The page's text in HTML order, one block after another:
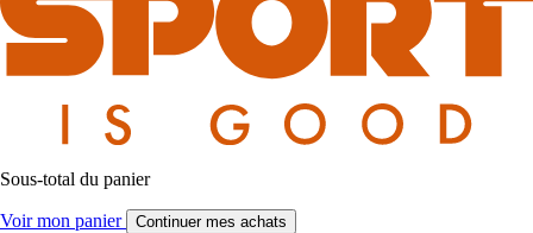
Sous-total du panier
Voir mon panier Continuer mes achats